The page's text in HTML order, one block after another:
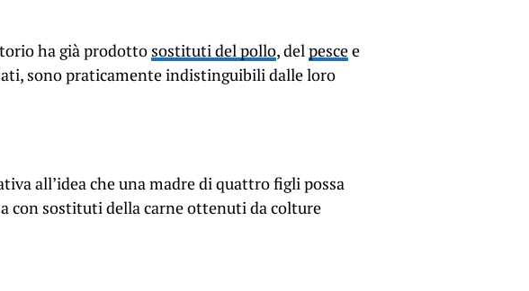
ha già prodotto sostitutidel pollo, delpescee
sono praticamente indistinguibili dalle loro
all’idea che una madre di quattro figli possa
con sostituti della carne ottenuti da colture